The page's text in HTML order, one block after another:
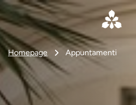
Homepage Appuntamenti